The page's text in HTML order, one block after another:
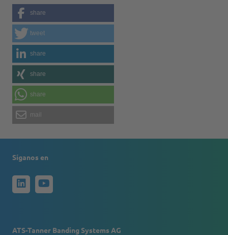
share
tweet
share
share
share
mail
Síganos en
ATS-Tanner Banding Systems AG